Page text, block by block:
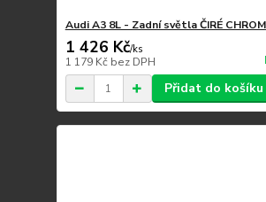
Audi A3 8L - Zadní světla ČIRÉ
1 426 Kč/ks
1 179 Kč bez DPH
Přidat do košíku